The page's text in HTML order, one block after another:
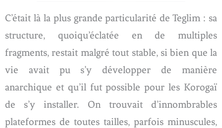
C’était là la plus grande particularité de Teglim : sa
structure, quoiqu’éclatée en de multiples
fragments, restait malgré tout stable, si bien que la
vie avait pu s’y développer de manière
anarchique et qu’il fut possible pour les Korogaï
de s’y installer. On trouvait d’innombrables
plateformes de toutes tailles, parfois minuscules,